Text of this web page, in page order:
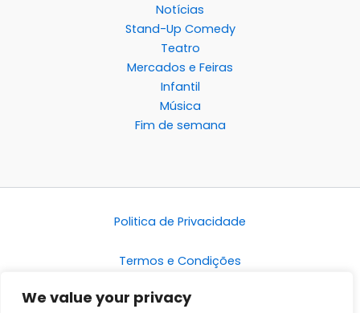
We value your privacy
Notícias
Stand-Up Comedy
Teatro
Mercados e Feiras
Infantil
Música
Fim de semana
Politica de Privacidade
Termos e Condições
Disclaimer